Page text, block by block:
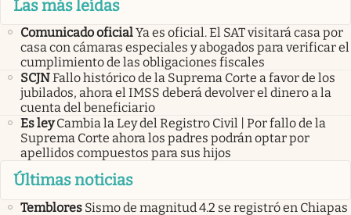
Las más leídas
Comunicado oficialYa es oficial. El SAT visitará casa por
casa con cámaras especiales y abogados para verificar el
cumplimiento de las obligaciones fiscales
SCJNFallo histórico de la Suprema Corte a favor de los
jubilados, ahora el IMSS deberá devolver el dinero a la
cuenta del beneficiario
Es ley Cambia la Ley del Registro Civil | Por fallo de la
Suprema Corte ahora los padres podrán optar por
apellidos compuestos para sus hijos
Últimas noticias
Temblores Sismo de magnitud 4.2 se registró en Chiapas